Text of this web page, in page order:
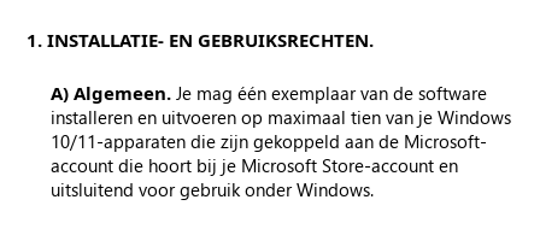
1. INSTALLATIE- EN GEBRUIKSRECHTEN.
A) Algemeen. Je mag één exemplaar van de software
installeren en uitvoeren op maximaal tien van je Windows
10/11-apparaten die zijn gekoppeld aan de Microsoft-
account die hoort bij je Microsoft Store-account en
uitsluitend voor gebruik onder Windows.